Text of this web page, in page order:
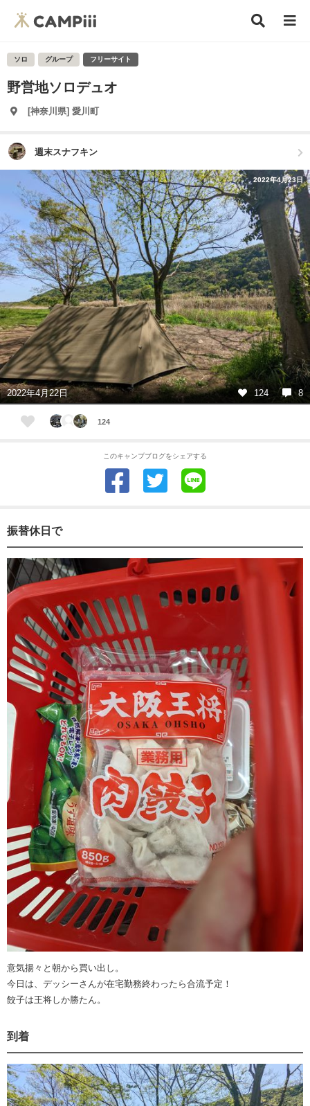
ソロ グループ フリーサイト
野営地ソロデュオ
[神奈川県] 愛川町
週末スナフキン
2022年4月23日
2022年4月22日 124 8
124
このキャンプブログをシェアする
振替休日で
意気揚々と朝から買い出し。
今日は、デッシーさんが在宅勤務終わったら合流予定！
餃子は王将しか勝たん。
到着